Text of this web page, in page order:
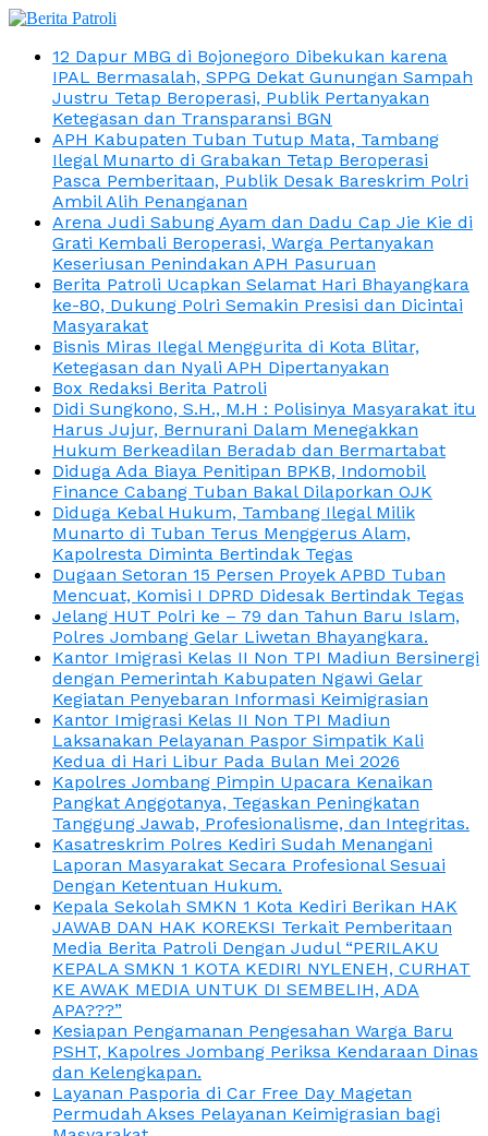
12 Dapur MBG di Bojonegoro Dibekukan karena
IPAL Bermasalah, SPPG Dekat Gunungan Sampah
Justru Tetap Beroperasi, Publik Pertanyakan
Ketegasan dan Transparansi BGN
APH Kabupaten Tuban Tutup Mata, Tambang
Ilegal Munarto di Grabakan Tetap Beroperasi
Pasca Pemberitaan, Publik Desak Bareskrim Polri
Ambil Alih Penanganan
Arena Judi Sabung Ayam dan Dadu Cap Jie Kie di
Grati Kembali Beroperasi, Warga Pertanyakan
Keseriusan Penindakan APH Pasuruan
Berita Patroli Ucapkan Selamat Hari Bhayangkara
ke-80, Dukung Polri Semakin Presisi dan Dicintai
Masyarakat
Bisnis Miras Ilegal Menggurita di Kota Blitar,
Ketegasan dan Nyali APH Dipertanyakan
Box Redaksi Berita Patroli
Didi Sungkono, S.H., M.H : Polisinya Masyarakat itu
Harus Jujur, Bernurani Dalam Menegakkan
Hukum Berkeadilan Beradab dan Bermartabat
Diduga Ada Biaya Penitipan BPKB, Indomobil
Finance Cabang Tuban Bakal Dilaporkan OJK
Diduga Kebal Hukum, Tambang Ilegal Milik
Munarto di Tuban Terus Menggerus Alam,
Kapolresta Diminta Bertindak Tegas
Dugaan Setoran 15 Persen Proyek APBD Tuban
Mencuat, Komisi I DPRD Didesak Bertindak Tegas
Jelang HUT Polri ke – 79 dan Tahun Baru Islam,
Polres Jombang Gelar Liwetan Bhayangkara.
Kantor Imigrasi Kelas II Non TPI Madiun Bersinergi
dengan Pemerintah Kabupaten Ngawi Gelar
Kegiatan Penyebaran Informasi Keimigrasian
Kantor Imigrasi Kelas II Non TPI Madiun
Laksanakan Pelayanan Paspor Simpatik Kali
Kedua di Hari Libur Pada Bulan Mei 2026
Kapolres Jombang Pimpin Upacara Kenaikan
Pangkat Anggotanya, Tegaskan Peningkatan
Tanggung Jawab, Profesionalisme, dan Integritas.
Kasatreskrim Polres Kediri Sudah Menangani
Laporan Masyarakat Secara Profesional Sesuai
Dengan Ketentuan Hukum.
Kepala Sekolah SMKN 1 Kota Kediri Berikan HAK
JAWAB DAN HAK KOREKSI Terkait Pemberitaan
Media Berita Patroli Dengan Judul “PERILAKU
KEPALA SMKN 1 KOTA KEDIRI NYLENEH, CURHAT
KE AWAK MEDIA UNTUK DI SEMBELIH, ADA
APA???”
Kesiapan Pengamanan Pengesahan Warga Baru
PSHT, Kapolres Jombang Periksa Kendaraan Dinas
dan Kelengkapan.
Layanan Pasporia di Car Free Day Magetan
Permudah Akses Pelayanan Keimigrasian bagi